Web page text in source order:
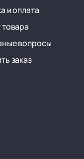
и оплата
вопросы
заказ